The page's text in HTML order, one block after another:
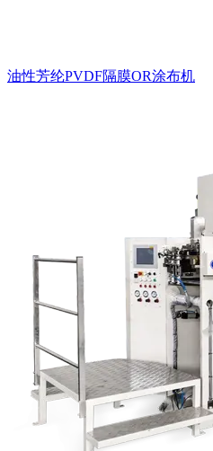
油性芳纶PVDF隔膜OR涂布机